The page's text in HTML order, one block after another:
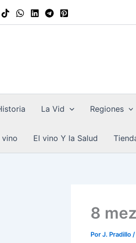
La Vid Regiones
vino El vino Y la Salud
8
PorJ. Pradillo /